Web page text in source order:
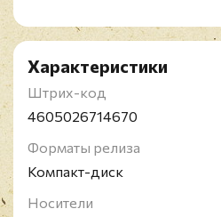
Характеристики
Штрих-код
4605026714670
Форматы релиза
Компакт-диск
Носители